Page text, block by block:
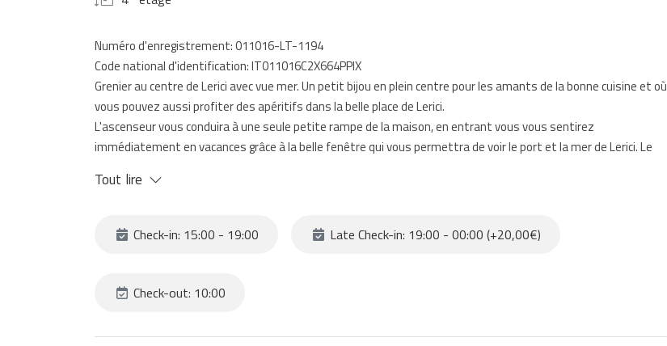
Numéro d'enregistrement: 011016-LT-1194
Code national d'identification: IT011016C2X664PPIX
Grenier au centre de Lerici avec vue mer. Un petit bijou en plein centre pour les amants de la bonne cuisine et où
vous pouvez aussi profiter des apéritifs dans la belle place de Lerici.
L'ascenseur vous conduira à une seule petite rampe de la maison, en entrant vous vous sentirez
immédiatement en vacances grâce à la belle fenêtre qui vous permettra de voir le port et la mer de Lerici. Le
fait de belles poutres en bois caractéristiques du lieu. Magnolia est situé
au dessous des étoiles et très proches à la mer. À quelques pas de la maison vous trouverez aussi les
En montant les escaliers du port vous pouvez aussi arriver au château de Lerici pour prendre une photo
Tout lire
Check-in: 15:00 - 19:00 Late Check-in: 19:00 - 00:00 (+20,00€)
Check-out: 10:00